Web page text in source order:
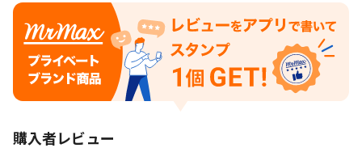
購入者レビュー